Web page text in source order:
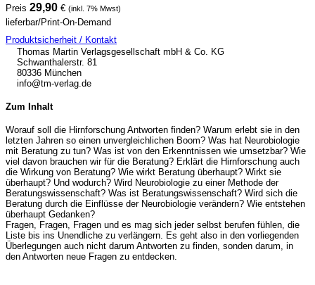
Preis 29,90 € (inkl. 7% Mwst)
lieferbar/Print-On-Demand
Produktsicherheit / Kontakt
Thomas Martin Verlagsgesellschaft mbH & Co. KG
Schwanthalerstr. 81
80336 München
info@tm-verlag.de
Zum Inhalt
Worauf soll die Hirnforschung Antworten finden? Warum erlebt sie in den
letzten Jahren so einen unvergleichlichen Boom? Was hat Neurobiologie
mit Beratung zu tun? Was ist von den Erkenntnissen wie umsetzbar? Wie
viel davon brauchen wir für die Beratung? Erklärt die Hirnforschung auch
die Wirkung von Beratung? Wie wirkt Beratung überhaupt? Wirkt sie
überhaupt? Und wodurch? Wird Neurobiologie zu einer Methode der
Beratungswissenschaft? Was ist Beratungswissenschaft? Wird sich die
Beratung durch die Einflüsse der Neurobiologie verändern? Wie entstehen
überhaupt Gedanken?
Fragen, Fragen, Fragen und es mag sich jeder selbst berufen fühlen, die
Liste bis ins Unendliche zu verlängern. Es geht also in den vorliegenden
Überlegungen auch nicht darum Antworten zu finden, sonden darum, in
den Antworten neue Fragen zu entdecken.